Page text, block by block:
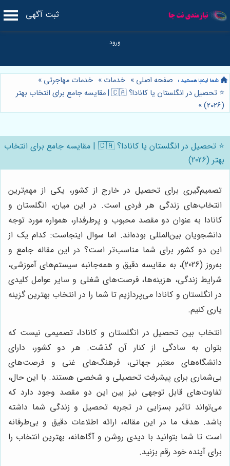
ثبت آگهی
صفحه اصلی » خدمات » خدمات مهاجرتی »
⭐️ تحصیل در انگلستان یا کانادا؟ 🇨🇦 | مقایسه جامع برای انتخاب بهتر
(2026)
»
⭐️ تحصیل در انگلستان یا کانادا؟ 🇨🇦 | مقایسه جامع برای انتخاب
بهتر (2026)
تصمیم‌گیری برای تحصیل در خارج از کشور، یکی از مهم‌ترین
انتخاب‌های زندگی هر فردی است. در این میان، انگلستان و
کانادا به عنوان دو مقصد محبوب و پرطرفدار، همواره مورد توجه
دانشجویان بین‌المللی بوده‌اند. اما سوال اینجاست: کدام یک از
این دو کشور برای شما مناسب‌تر است؟ در این مقاله جامع و
به‌روز (2026)، به مقایسه دقیق و همه‌جانبه سیستم‌های آموزشی،
شرایط زندگی، هزینه‌ها، فرصت‌های شغلی و سایر عوامل کلیدی
در انگلستان و کانادا می‌پردازیم تا شما را در انتخاب بهترین گزینه
یاری کنیم.
انتخاب بین تحصیل در انگلستان و کانادا، تصمیمی نیست که
بتوان به سادگی از کنار آن گذشت. هر دو کشور، دارای
دانشگاه‌های معتبر جهانی، فرهنگ‌های غنی و فرصت‌های
بی‌شماری برای پیشرفت تحصیلی و شخصی هستند. با این حال،
تفاوت‌های قابل توجهی نیز بین این دو مقصد وجود دارد که
می‌تواند تاثیر بسزایی در تجربه تحصیل و زندگی شما داشته
باشد. هدف ما در این مقاله، ارائه اطلاعات دقیق و بی‌طرفانه
است تا شما بتوانید با دیدی روشن و آگاهانه، بهترین انتخاب را
برای آینده خود رقم بزنید.